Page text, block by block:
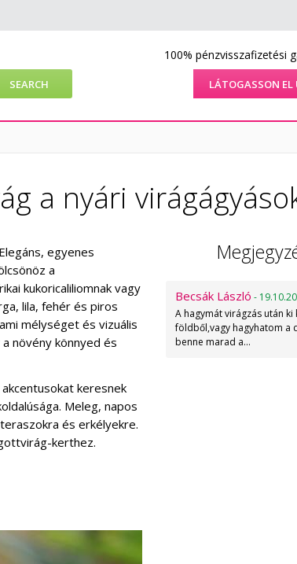
100% pénzvisszafizetési
LÁTOGASSON
a nyári
egyenes
a
kukoricaliliomnak vagy
lila, fehér és piros
mélységet és vizuális
növény könnyed és
keresnek
Meleg, napos
és erkélyekre.
kerthez.
Becsák László -
A hagymát virágzás után ki
földből,vagy hagyhatom a
benne marad a…